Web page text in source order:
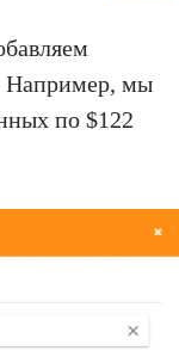
Например, мы
по $122